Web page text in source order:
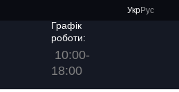
УкрРус
Графік
роботи:
10:00-
18:00